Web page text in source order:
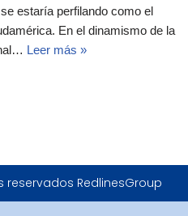
estaría perfilando como el
En el dinamismo de la
Leer más »
RedlinesGroup